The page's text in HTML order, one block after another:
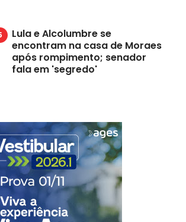
Lula e Alcolumbre se
encontram na casa de Moraes
após rompimento; senador
fala em 'segredo'